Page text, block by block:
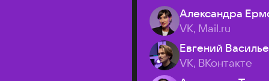
Александра
VK, Mail.ru
Евгений
VK, ВКонтакте